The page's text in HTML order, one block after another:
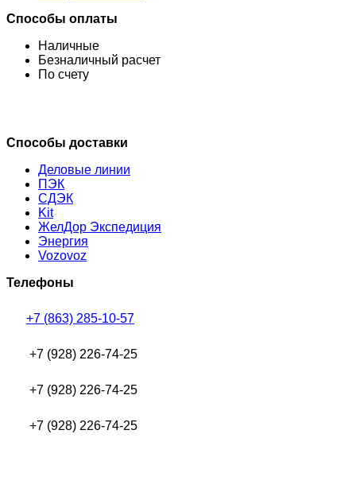
Способы оплаты
Наличные
Безналичный расчет
По счету
Способы доставки
Деловые линии
ПЭК
СДЭК
Kit
ЖелДор Экспедиция
Энергия
Vozovoz
Телефоны
+7 (863) 285-10-57
+7 (928) 226-74-25
+7 (928) 226-74-25
+7 (928) 226-74-25